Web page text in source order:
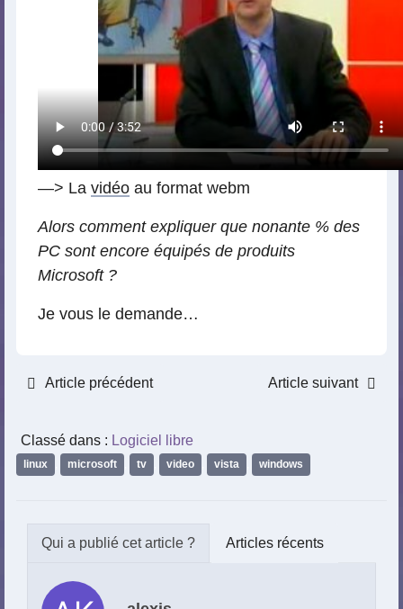
—> La vidéo au format webm
Alors comment expliquer que nonante % des
PC sont encore équipés de produits
Microsoft ?
Je vous le demande…
Article précédent Article suivant
Classé dans : Logiciel libre
linux microsoft tv video vista windows
Articles récents